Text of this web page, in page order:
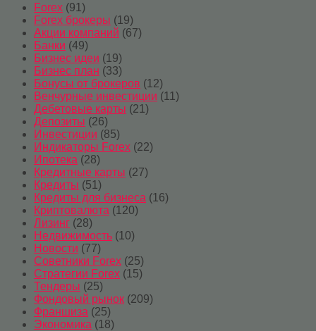
Forex (91)
Forex брокеры (19)
Акции компаний (67)
Банки (49)
Бизнес идеи (19)
Бизнес план (33)
Бонусы от брокеров (12)
Венчурные инвестиции (11)
Дебетовые карты (21)
Депозиты (26)
Инвестиции (85)
Индикаторы Forex (22)
Ипотека (28)
Кредитные карты (27)
Кредиты (51)
Кредиты для бизнеса (16)
Криптовалюта (120)
Лизинг (28)
Недвижимость (10)
Новости (77)
Советники Forex (25)
Стратегии Forex (15)
Тендеры (25)
Фондовый рынок (209)
Франшиза (25)
Экономика (18)